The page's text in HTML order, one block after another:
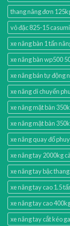
thang nâng đơn
vỏ đặc 825-15
xe nâng bàn 1 tấn
xe nâng bàn wp500
xe nâng bán tự động
xe nâng di chuyển
xe nâng mặt bàn
xe nâng mặt bàn
xe nâng quay đổ
xe nâng tay 2000kg
xe nâng tay bậc
xe nâng tay cao 1.5
xe nâng tay cao
xe nâng tay cắt kéo